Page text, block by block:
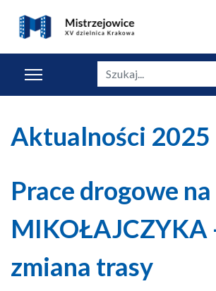
Szukaj
Aktualności 2025
Prace drogowe
MIKOŁAJCZYKA
zmiana trasy